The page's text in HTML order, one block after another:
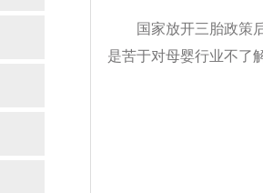
国家放开三胎政策
是苦于对母婴行业不了